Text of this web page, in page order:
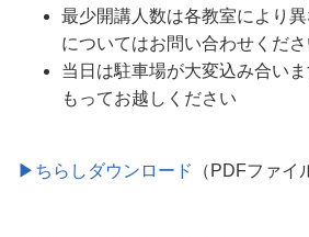
最少開講人数は各教室により
についてはお問い合わせくださ
当日は駐車場が大変込み合い
もってお越しください
▶ちらしダウンロード （PDFファイ